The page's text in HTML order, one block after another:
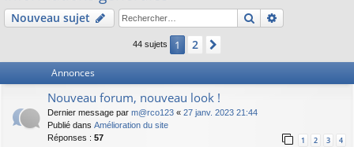
Nouveau sujet Rechercher
44 sujets 1 2
Annonces
Nouveau forum, nouveau look !
Dernier message par m@rco123 « 27 janv. 2023 21:44
Publié dans Amélioration du site
Réponses : 57 1 2 3 4